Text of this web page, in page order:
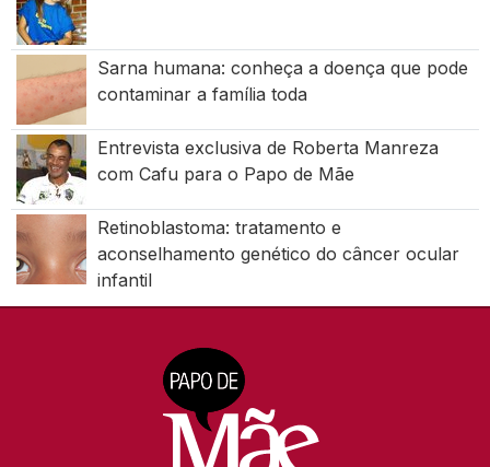
Sarna humana: conheça a doença que pode
contaminar a família toda
Entrevista exclusiva de Roberta Manreza
com Cafu para o Papo de Mãe
Retinoblastoma: tratamento e
aconselhamento genético do câncer ocular
infantil